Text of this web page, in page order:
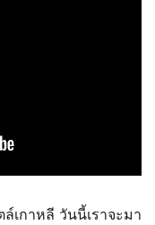
เกาหลี วันนี้เราจะมา